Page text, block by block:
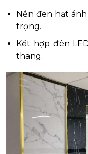
Nền đen hạt
trọng.
Kết hợp đèn
thang.